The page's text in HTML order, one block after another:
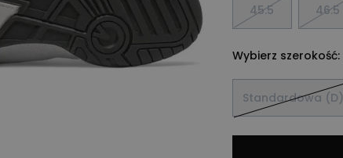
45.5 46.5
Wybierz szerokość:
Standardowa (D)